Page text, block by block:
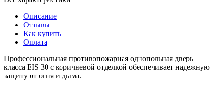
Описание
Отзывы
Как купить
Оплата
Профессиональная противопожарная однопольная дверь
класса EIS 30 с коричневой отделкой обеспечивает надежную
защиту от огня и дыма.